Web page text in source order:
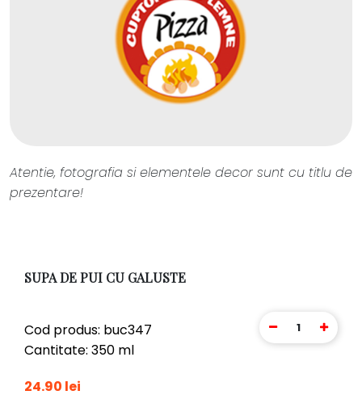
Atentie, fotografia si elementele decor sunt cu titlu de
prezentare!
SUPA DE PUI CU GALUSTE
Cod produs: buc347
Cantitate: 350 ml
24.90 lei
1